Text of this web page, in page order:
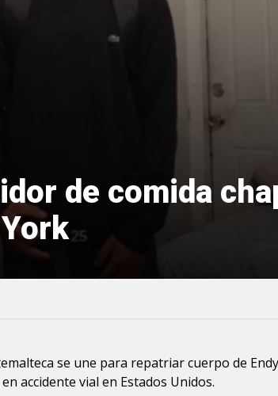
de comida
se une para repatriar cuerpo de
accidente vial en Estados Unidos.